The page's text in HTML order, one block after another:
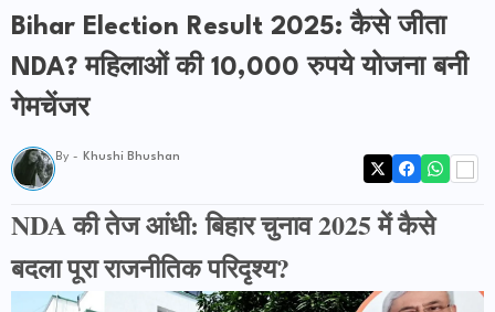
Bihar Election Result 2025: कैसे जीता
NDA? महिलाओं की 10,000 रुपये योजना बनी
गेमचेंजर
By - Khushi Bhushan
NDA की तेज आंधी: बिहार चुनाव 2025 में कैसे
बदला पूरा राजनीतिक परिदृश्य?